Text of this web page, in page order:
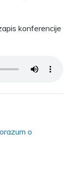
konferencije
o